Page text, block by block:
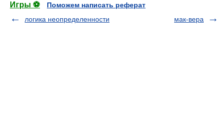
Игры ⚽
Поможем написать реферат
логика неопределенности
мак-вера